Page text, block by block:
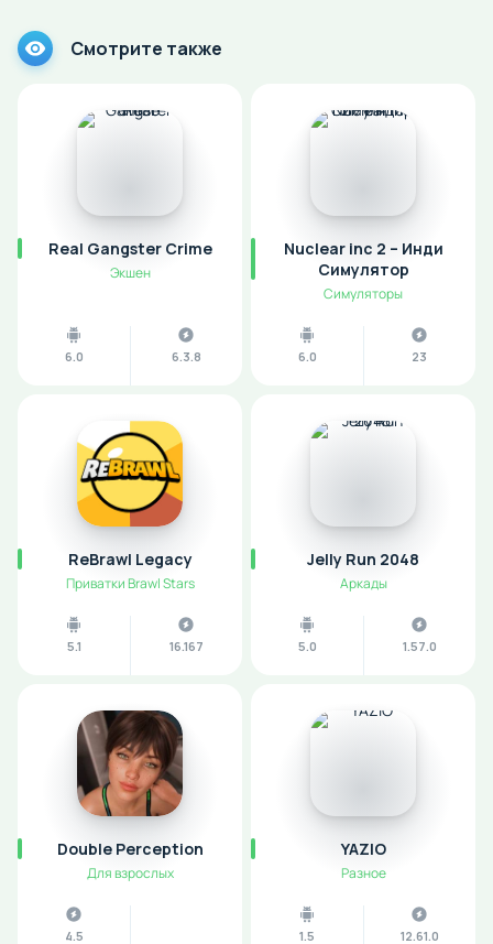
Смотрите также
Real Gangster Crime
Экшен
6.0 6.3.8
Nuclear inc 2 – Инди
Симулятор
Симуляторы
6.0 23
ReBrawl Legacy
Приватки Brawl Stars
5.1 16.167
Jelly Run 2048
Аркады
5.0 1.57.0
Double Perception
Для взрослых
4.5
YAZIO
Разное
1.5 12.61.0